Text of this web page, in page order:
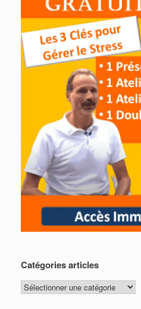
Catégories articles
Catégories
articles